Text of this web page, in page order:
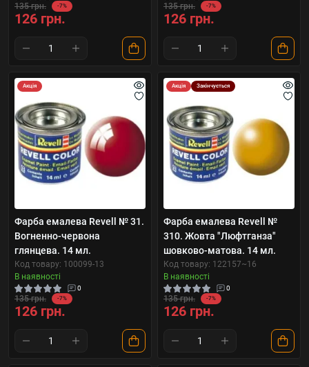
135 грн. -7%
126 грн.
135 грн. -7%
126 грн.
Акція
Фарба емалева Revell № 31.
Вогненно-червона
глянцева. 14 мл.
Код товару: 100099-13
В наявності
0
135 грн. -7%
126 грн.
Акція Закінчується
Фарба емалева Revell №
310. Жовта "Люфтганза"
шовково-матова. 14 мл.
Код товару: 122157~16
В наявності
0
135 грн. -7%
126 грн.